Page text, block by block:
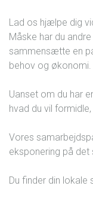
Lad os hjælpe dig
Måske har du
sammensætte en
behov og økonomi.
Uanset om du har
hvad du vil
Vores
eksponering på
Du finder din lokale